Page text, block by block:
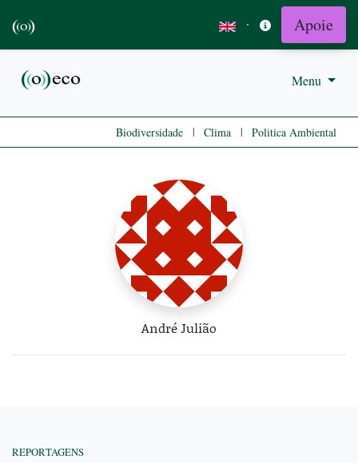
· Apoie
Menu
Biodiversidade | Clima | Politica Ambiental
André Julião
REPORTAGENS